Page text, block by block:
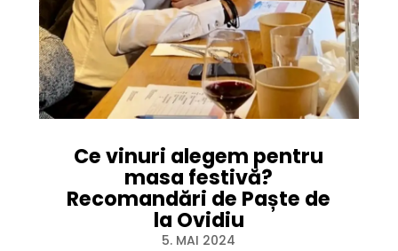
Ce vinuri alegem pentru
masa festivă?
Recomandări de Paște de
la Ovidiu
5. MAI 2024